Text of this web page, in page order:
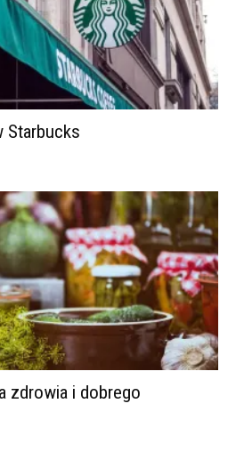
Starbucks
zdrowia i dobrego